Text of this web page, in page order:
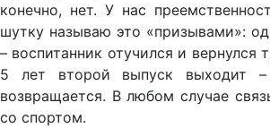
конечно, нет. У нас
шутку называю это «призывами»:
– воспитанник отучился и вернулся
5 лет второй выпуск выходит
возвращается. В любом случае
со спортом.